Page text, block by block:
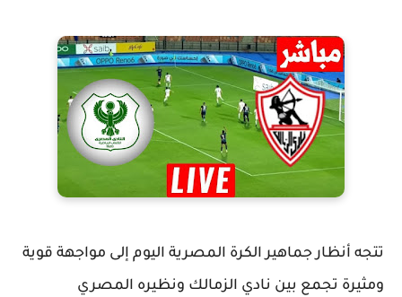
تتجه أنظار جماهير الكرة المصرية اليوم إلى مواجهة قوية
ومثيرة تجمع بين نادي الزمالك ونظيره المصري